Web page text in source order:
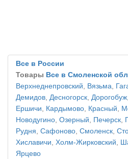
Все в России
Товары Все в Смоленской
Верхнеднепровский, Вязьма,
Демидов, Десногорск, Дорогобуж,
Ершичи, Кардымово, Красный,
Новодугино, Озерный, Печерск,
Рудня, Сафоново, Смоленск,
Хиславичи, Холм-Жирковский,
Ярцево